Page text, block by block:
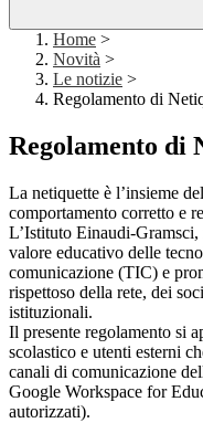
Home >
Novità >
Le notizie >
Regolamento di
Regolamento di
La netiquette è l’insieme
comportamento corretto e
L’Istituto Einaudi-
valore educativo delle
comunicazione (TIC) e
rispettoso della rete, dei
istituzionali.
Il presente regolamento si
scolastico e utenti esterni
canali di comunicazione
Google Workspace for
autorizzati).